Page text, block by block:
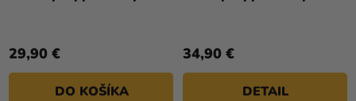
29,90 €
DO KOŠÍKA
34,90 €
DETAIL